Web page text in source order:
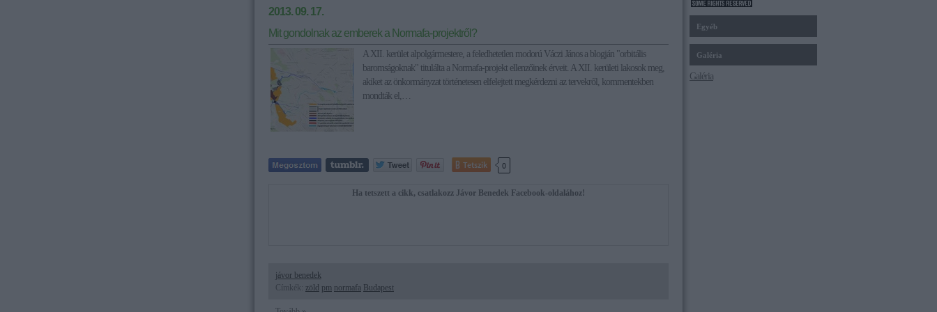
2013. 09. 17.
Mit gondolnak az emberek a Normafa-projektről?
A XII. kerület alpolgármestere, a feledhetetlen modorú Váczi János a blogján "orbitális
baromságoknak" titulálta a Normafa-projekt ellenzőinek érveit. A XII. kerületi lakosok meg,
akiket az önkormányzat történetesen elfelejtett megkérdezni az tervekről, kommentekben
mondták el,…
Tetszik 0
Ha tetszett a cikk, csatlakozz Jávor Benedek Facebook-oldalához!
jávor benedek
Címkék: zöld pm normafa Budapest
Egyéb
Galéria
Galéria